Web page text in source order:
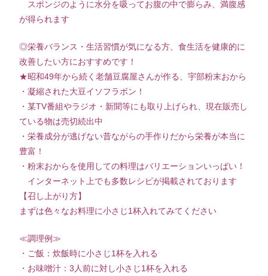
スポンジのように水分を吸ってお腹の中で膨らみ、満腹感
が得られます
◎栄養バランス・生活習慣が気になる方、食生活を健康的に
改善したい方におすすめです！
★昭和49年から続く老舗豆腐屋さんが作る、宇部粉末おから
・凝縮された大豆イソフラボン！
・某TV番組やラジオ・新聞等にも取り上げられ、現在販売し
ている物は売切続出中
・栄養成分が逃げない昔ながらの手作りだから栄養が本当に
豊富！
・粉末おからを使用しての料理はバリエーションいっぱい！
インターネット上でも多数レシピが掲載されております
【召し上がり方】
まずは色々なお料理に小さじ1杯入れてみてください
≪調理例≫
・ご飯：炊飯時に小さじ1杯を入れる
・お味噌汁：3人前に対し小さじ1杯を入れる